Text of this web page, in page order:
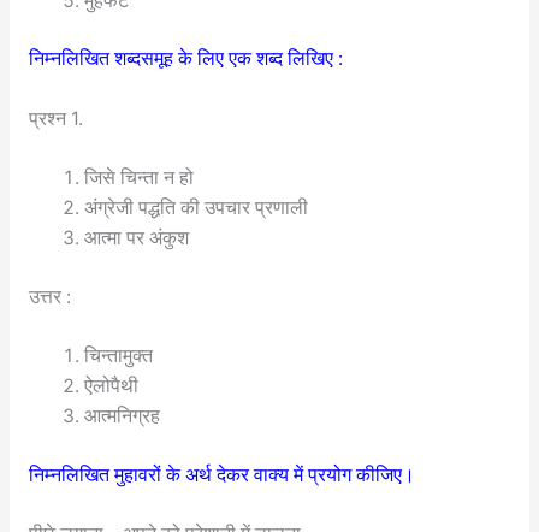
निम्नलिखित शब्दसमूह के लिए एक शब्द लिखिए :
प्रश्न 1.
जिसे चिन्ता न हो
अंग्रेजी पद्धति की उपचार प्रणाली
आत्मा पर अंकुश
उत्तर :
चिन्तामुक्त
ऐलोपैथी
आत्मनिग्रह
निम्नलिखित मुहावरों के अर्थ देकर वाक्य में प्रयोग कीजिए।